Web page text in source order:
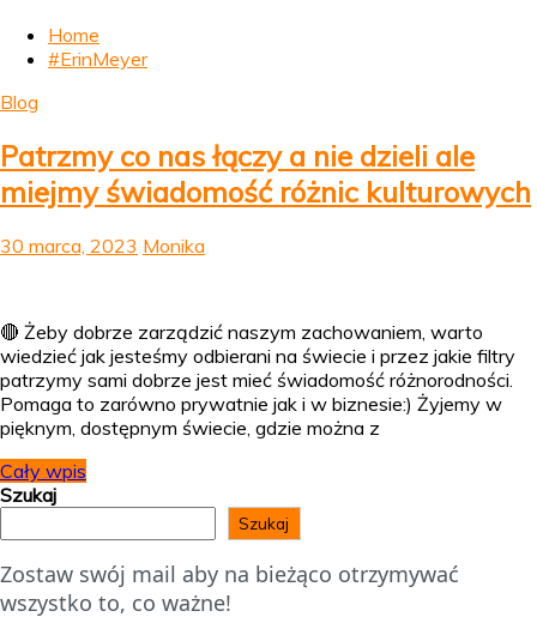
Home
#ErinMeyer
Blog
Patrzmy co nas łączy a nie dzieli ale
miejmy świadomość różnic kulturowych
30 marca, 2023 Monika
🔴 Żeby dobrze zarządzić naszym zachowaniem, warto
wiedzieć jak jesteśmy odbierani na świecie i przez jakie filtry
patrzymy sami dobrze jest mieć świadomość różnorodności.
Pomaga to zarówno prywatnie jak i w biznesie:) Żyjemy w
pięknym, dostępnym świecie, gdzie można z
Cały wpis
Szukaj
Szukaj
Zostaw swój mail aby na bieżąco otrzymywać
wszystko to, co ważne!